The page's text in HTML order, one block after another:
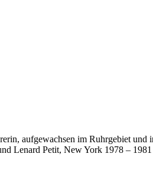
aufgewachsen im Ruhrgebiet
Lenard Petit, New York 1978 –